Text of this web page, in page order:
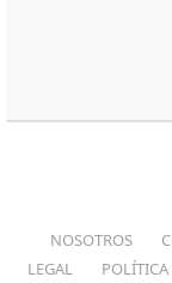
NOSOTROS
LEGAL